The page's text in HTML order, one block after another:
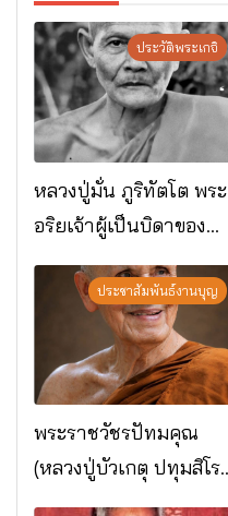
ประวัติพระเกจิ
หลวงปู่มั่น ภูริทัตโต พระ
อริยเจ้าผู้เป็นบิดาของ
พระกรรมฐาน
ประชาสัมพันธ์งานบุญ
พระราชวัชรปัทมคุณ
(หลวงปู่บัวเกตุ ปทุมสิโร)
มรณภาพแล้ว วัดป่า